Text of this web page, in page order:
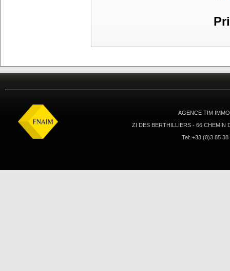
AGENCE TIM
ZI DES BERTHILLIERS - 66 CHEMIN
Tel: +33 (0)3 85